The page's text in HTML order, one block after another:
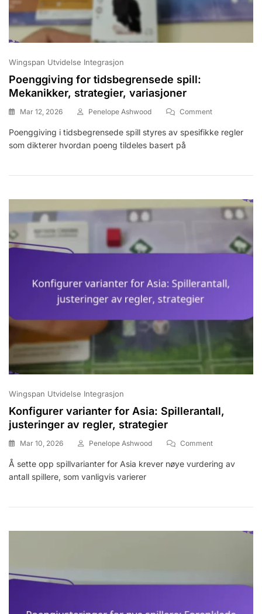
Wingspan Utvidelse Integrasjon
Poenggiving for tidsbegrensede spill:
Mekanikker, strategier, variasjoner
Mar 12, 2026 Penelope Ashwood CommentOn
For
Strategier,
Poenggiving i tidsbegrensede spill styres av spesifikke regler
som dikterer hvordan poeng tildeles basert på
Wingspan Utvidelse Integrasjon
Konfigurer varianter for Asia: Spillerantall,
justeringer av regler, strategier
Mar 10, 2026 Penelope Ashwood CommentOn
Varianter
Justeringer
Regler,
Å sette opp spillvarianter for Asia krever nøye vurdering av
antall spillere, som vanligvis varierer